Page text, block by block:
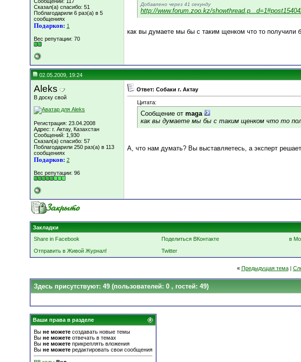
Сказал(а) спасибо: 51
Поблагодарили 6 раз(а) в 5
сообщениях
Подарков: 1
Вес репутации: 70
Добавлено через 41 секунду
http://www.forum.zoo.kz/
как вы думаете мы бы с таким щенком что то получили
02.05.2009, 19:24
Aleks
В доску свой
Регистрация: 23.04.2008
Адрес: г. Актау, Казахстан
Сообщений: 1,930
Сказал(а) спасибо: 57
Поблагодарили 250 раз(а) в 113
сообщениях
Подарков: 2
Вес репутации: 96
Ответ: Собаки г. Актау
Цитата:
Сообщение от maga
как вы думаете мы бы с таким щенком что то
А, что нам думать? Вы выставляетесь, а эксперт решает
Закладки
Share in Facebook
Поделиться ВКонтакте в
Отправить в Живой Журнал!
Twitter
« Предыдущая тема|
Здесь присутствуют: 49 (пользователей: 0 , гостей: 49)
Ваши права в разделе
Вы не можете создавать новые темы
Вы не можете отвечать в темах
Вы не можете прикреплять вложения
Вы не можете редактировать свои сообщения